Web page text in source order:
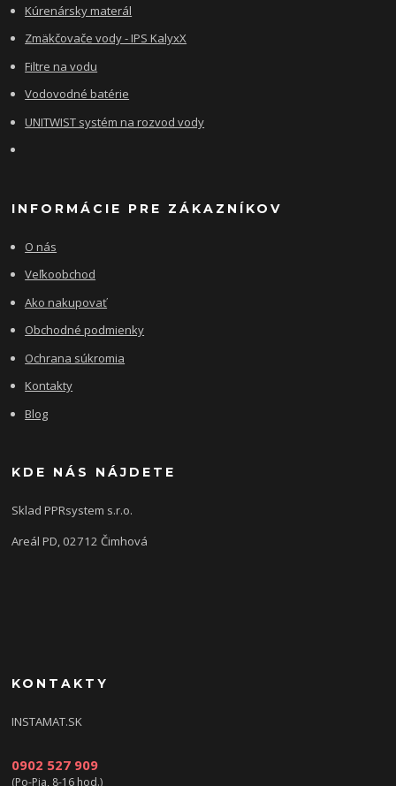
Kúrenársky materál
Zmäkčovače vody - IPS KalyxX
Filtre na vodu
Vodovodné batérie
UNITWIST systém na rozvod vody
INFORMÁCIE PRE ZÁKAZNÍKOV
O nás
Veľkoobchod
Ako nakupovať
Obchodné podmienky
Ochrana súkromia
Kontakty
Blog
KDE NÁS NÁJDETE
Sklad PPRsystem s.r.o.
Areál PD, 02712 Čimhová
KONTAKTY
INSTAMAT.SK
0902 527 909
(Po-Pia, 8-16 hod.)